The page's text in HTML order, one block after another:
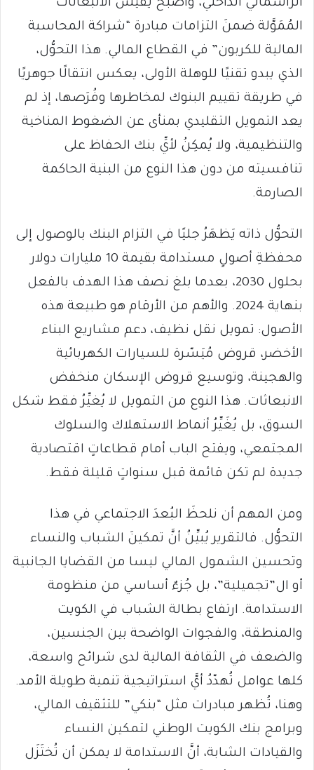
الرأسمالي الداخلي، وأصبح يقيس الانبعاثات
المُمَوَّلة ضمنَ التزامات مبادرة “شراكة المحاسبة
المالية للكربون” في القطاع المالي. هذا التحوُّل،
الذي يبدو تقنيًا للوهلة الأولى، يعكس انتقالًا جوهريًا
في طريقة تقييم البنوك لمخاطرها وفُرَصها، إذ لم
يعد التمويل التقليدي بمنأى عن الضغوط المناخية
والتنظيمية، ولا يُمكِنُ لأيِّ بنك الحفاظ على
تنافسيته من دون هذا النوع من البنية الحاكمة
الصارمة.
التحوُّل ذاته يَظهَرُ جليًا في التزام البنك بالوصول إلى
محفظةِ أصولٍ مستدامة بقيمة 10 مليارات دولار
بحلول 2030، بعدما بلغ نصف هذا الهدف بالفعل
بنهاية 2024. والأهم من الأرقام هو طبيعة هذه
الأصول: تمويل نقل نظيف، دعم مشاريع البناء
الأخضر، قروض مُيَسّرة للسيارات الكهربائية
والهجينة، وتوسيع قروض الإسكان منخفض
الانبعاثات. هذا النوع من التمويل لا يُغيِّرُ فقط شكل
السوق، بل يُغَيِّرُ أنماط الاستهلاك والسلوك
المجتمعي، ويفتح الباب أمام قطاعاتٍ اقتصادية
جديدة لم تكن قائمة قبل سنواتٍ قليلة فقط.
ومن المهم أن نلحظَ البُعدَ الاجتماعي في هذا
التحوُّل. فالتقرير يُبيِّنُ أنَّ تمكينَ الشباب والنساء
وتحسين الشمول المالي ليسا من القضايا الجانبية
أو ال”تجميلية”، بل جُزءٌ أساسي من منظومة
الاستدامة. ارتفاع بطالة الشباب في الكويت
والمنطقة، والفجوات الواضحة بين الجنسين،
والضعف في الثقافة المالية لدى شرائح واسعة،
كلها عوامل تُهدّدُ أيَّ استراتيجية تنمية طويلة الأمد.
وهنا، تُظهر مبادرات مثل “بنكي” للتثقيف المالي،
وبرامج بنك الكويت الوطني لتمكين النساء
والقيادات الشابة، أنَّ الاستدامة لا يمكن أن تُختَزَل